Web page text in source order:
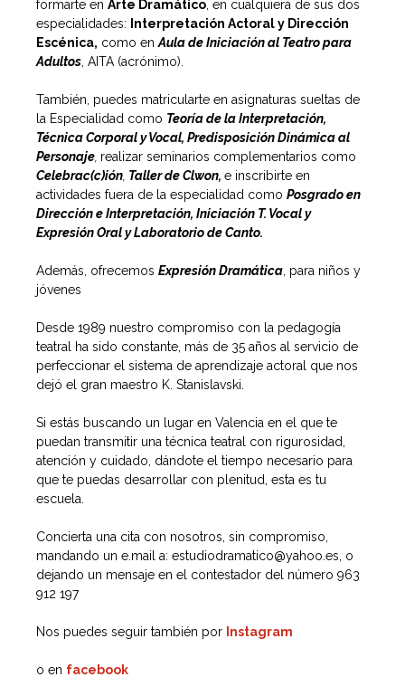
formarte en Arte Dramático , en cualquiera de sus dos
especialidades: Interpretación Actoral y Dirección
Escénica, como en Aula de Iniciación al Teatro para
Adultos , AITA (acrónimo).
También, puedes matricularte en asignaturas sueltas de
la Especialidad como Teoría de la Interpretación,
Técnica Corporal y Vocal, Predisposición Dinámica al
Personaje realizar seminarios complementarios como
Celebrac(c)ión Taller de Clwon, e inscribirte en
actividades fuera de la especialidad como Posgrado en
Dirección e Interpretación, Iniciación T. Vocal y
Expresión Oral y Laboratorio de Canto.
Además, ofrecemos Expresión Dramática , para niños y
jóvenes
Desde 1989 nuestro compromiso con la pedagogía
teatral ha sido constante, más de 35 años al servicio de
perfeccionar el sistema de aprendizaje actoral que nos
dejó el gran maestro K. Stanislavski.
Si estás buscando un lugar en Valencia en el que te
puedan transmitir una técnica teatral con rigurosidad,
atención y cuidado, dándote el tiempo necesario para
que te puedas desarrollar con plenitud, esta es tu
escuela.
Concierta una cita con nosotros, sin compromiso,
mandando un e.mail a: estudiodramatico@yahoo.es, o
dejando un mensaje en el contestador del número 963
912 197
Nos puedes seguir también por Instagram
o en facebook